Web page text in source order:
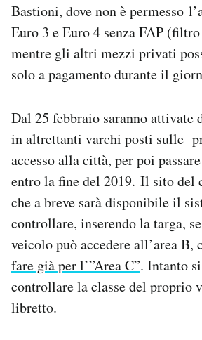
Bastioni, dove non è permesso
Euro 3 e Euro 4 senza FAP
mentre gli altri mezzi privati
solo a pagamento durante il
Dal 25 febbraio saranno attivate
in altrettanti varchi posti sulle
accesso alla città, per poi
entro la fine del 2019. Il sito del
che a breve sarà disponibile il
controllare, inserendo la targa,
veicolo può accedere all’area B,
fare già per l’”Area C”. Intanto
controllare la classe del proprio
libretto.